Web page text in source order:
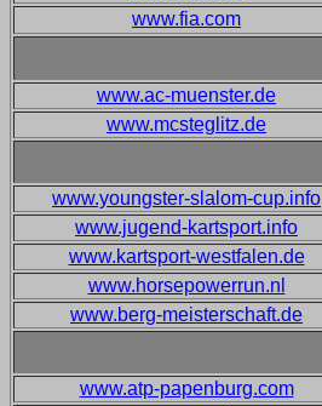
www.fia.com
www.ac-muenster.de
www.mcsteglitz.de
www.youngster-slalom-cup.info
www.jugend-kartsport.info
www.kartsport-westfalen.de
www.horsepowerrun.nl
www.berg-meisterschaft.de
www.atp-papenburg.com